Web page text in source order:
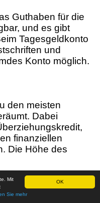
OK
Mit
Sie mehr
Guthaben für die
und es gibt
Tagesgeldkonto
und
Konto möglich.
den meisten
Dabei
finanziellen
Die Höhe des
Beamte und